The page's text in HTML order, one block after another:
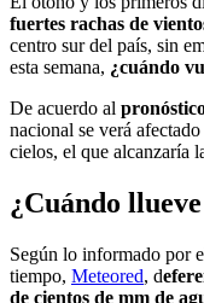
fuertes rachas de
centro sur del país, sin
esta semana, ¿cuándo
De acuerdo al
nacional se verá
cielos, el que alcanzaría
¿Cuándo
Según lo informado por
tiempo, Meteored, d
de cientos de mm de